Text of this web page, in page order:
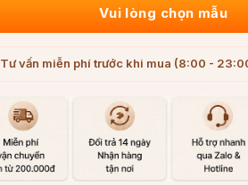
Vui lòng chọn mẫu
Tư vấn miễn phí trước khi mua (8:00 -